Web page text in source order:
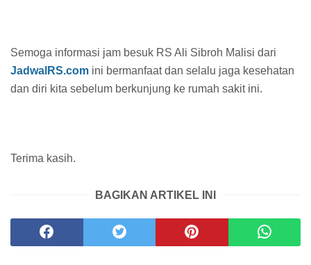
Semoga informasi jam besuk RS Ali Sibroh Malisi dari
JadwalRS.com ini bermanfaat dan selalu jaga kesehatan
dan diri kita sebelum berkunjung ke rumah sakit ini.
Terima kasih.
BAGIKAN ARTIKEL INI